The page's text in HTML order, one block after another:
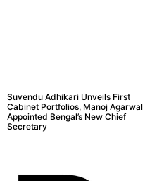
Suvendu Adhikari Unveils First
Cabinet Portfolios, Manoj Agarwal
Appointed Bengal’s New Chief
Secretary